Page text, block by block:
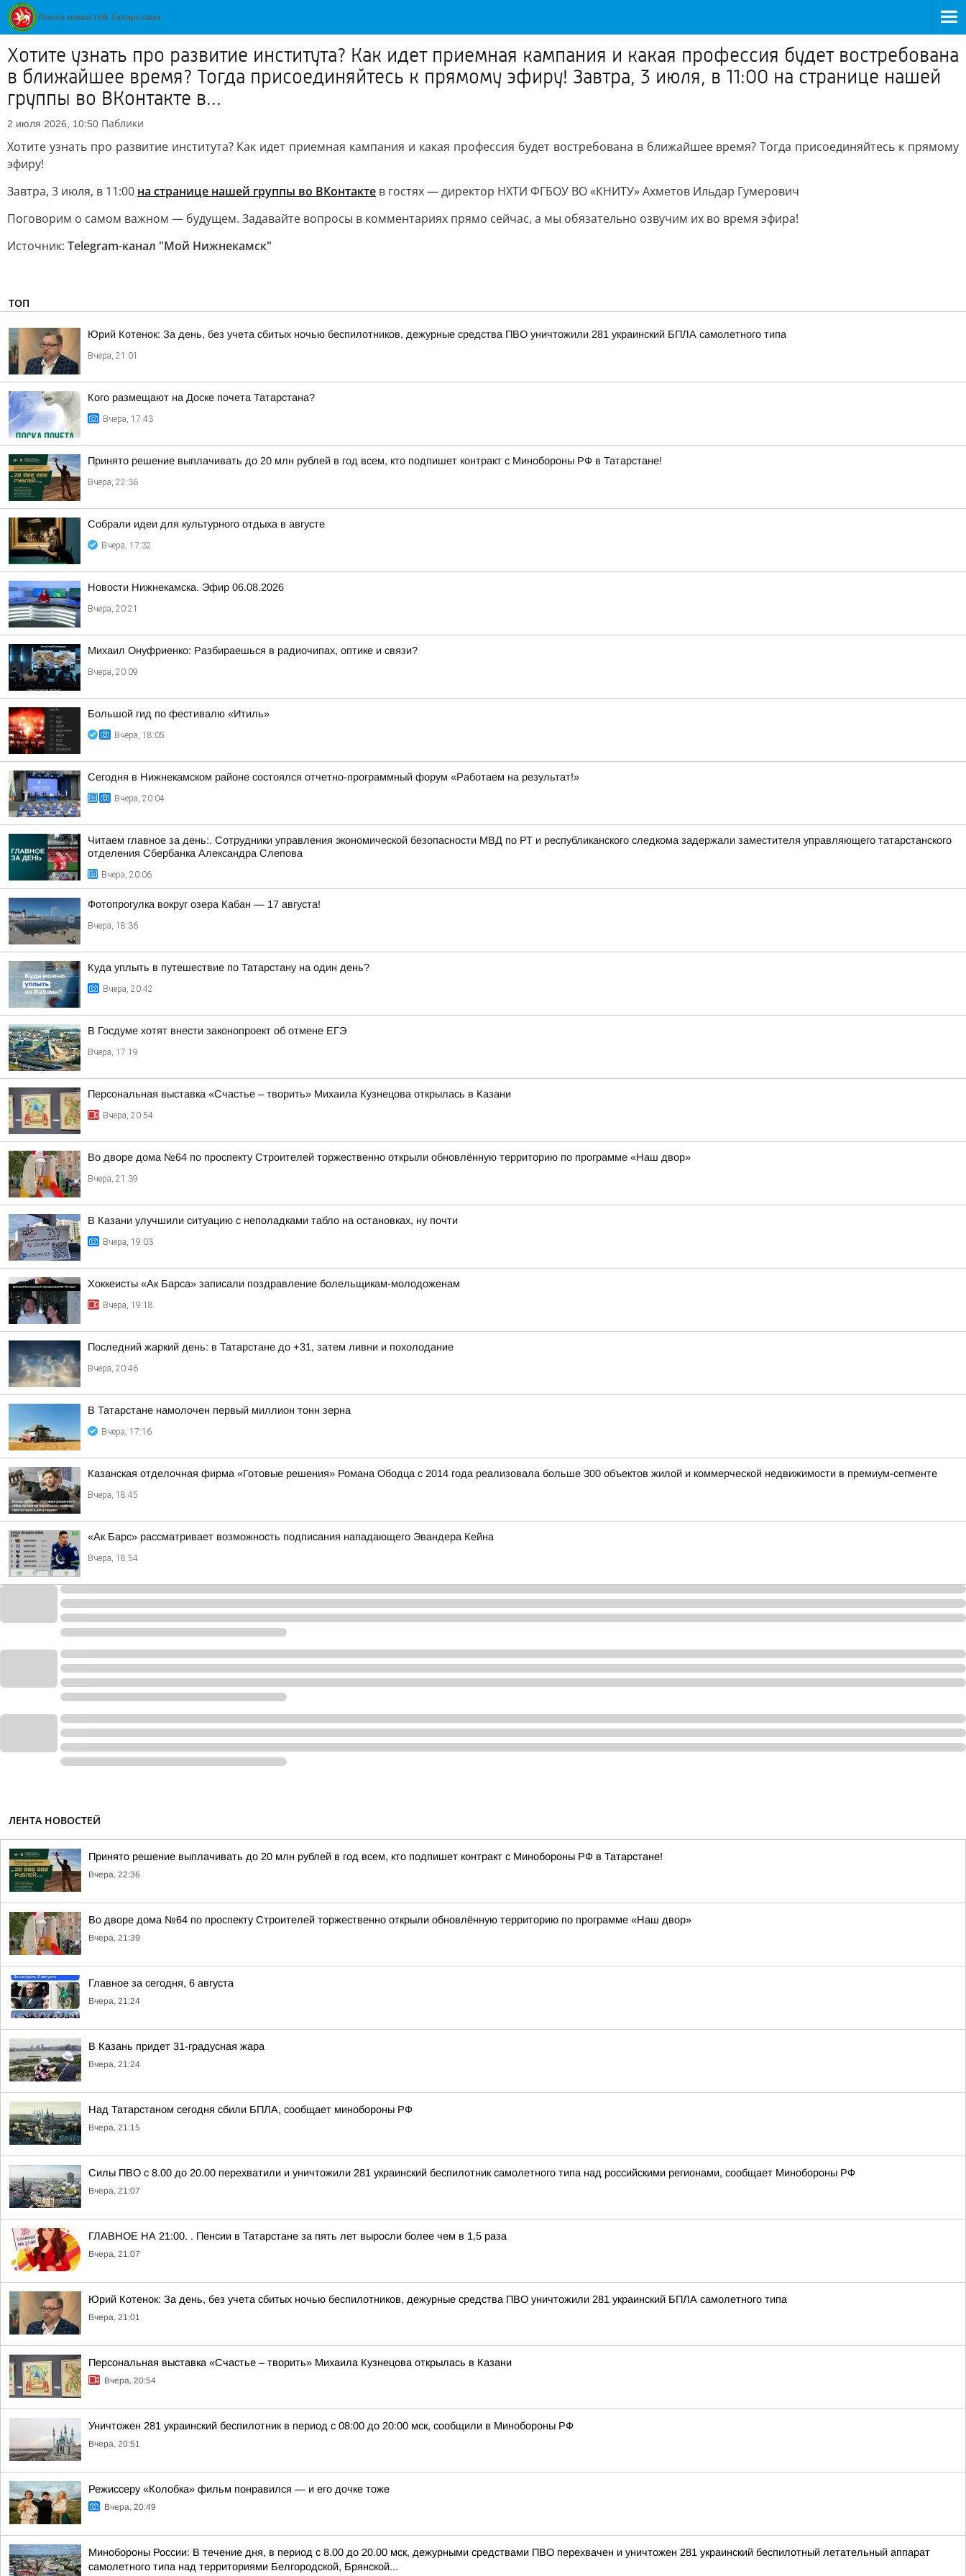
Хотите узнать про развитие института? Как идет приемная кампания и какая профессия будет востребована
в ближайшее время? Тогда присоединяйтесь к прямому эфиру! Завтра, 3 июля, в 11:00 на странице нашей
группы во ВКонтакте в...
2 июля 2026, 10:50 Паблики
Хотите узнать про развитие института? Как идет приемная кампания и какая профессия будет востребована в ближайшее время? Тогда присоединяйтесь к прямому
эфиру!
Завтра, 3 июля, в 11:00 на странице нашей группы во ВКонтакте в гостях — директор НХТИ ФГБОУ ВО «КНИТУ» Ахметов Ильдар Гумерович
Поговорим о самом важном — будущем. Задавайте вопросы в комментариях прямо сейчас, а мы обязательно озвучим их во время эфира!
Источник: Telegram-канал "Мой Нижнекамск"
ТОП
Юрий Котенок: За день, без учета сбитых ночью беспилотников, дежурные средства ПВО уничтожили 281 украинский БПЛА самолетного типа
Вчера, 21:01
Кого размещают на Доске почета Татарстана?
Вчера, 17:43
Принято решение выплачивать до 20 млн рублей в год всем, кто подпишет контракт с Минобороны РФ в Татарстане!
Вчера, 22:36
Собрали идеи для культурного отдыха в августе
Вчера, 17:32
Новости Нижнекамска. Эфир 06.08.2026
Вчера, 20:21
Михаил Онуфриенко: Разбираешься в радиочипах, оптике и связи?
Вчера, 20:09
Большой гид по фестивалю «Итиль»
Вчера, 18:05
Сегодня в Нижнекамском районе состоялся отчетно-программный форум «Работаем на результат!»
Вчера, 20:04
Читаем главное за день:. Сотрудники управления экономической безопасности МВД по РТ и республиканского следкома задержали заместителя управляющего татарстанского
отделения Сбербанка Александра Слепова
Вчера, 20:06
Фотопрогулка вокруг озера Кабан — 17 августа!
Вчера, 18:36
Куда уплыть в путешествие по Татарстану на один день?
Вчера, 20:42
В Госдуме хотят внести законопроект об отмене ЕГЭ
Вчера, 17:19
Персональная выставка «Счастье – творить» Михаила Кузнецова открылась в Казани
Вчера, 20:54
Во дворе дома №64 по проспекту Строителей торжественно открыли обновлённую территорию по программе «Наш двор»
Вчера, 21:39
В Казани улучшили ситуацию с неполадками табло на остановках, ну почти
Вчера, 19:03
Хоккеисты «Ак Барса» записали поздравление болельщикам-молодоженам
Вчера, 19:18
Последний жаркий день: в Татарстане до +31, затем ливни и похолодание
Вчера, 20:46
В Татарстане намолочен первый миллион тонн зерна
Вчера, 17:16
Казанская отделочная фирма «Готовые решения» Романа Ободца с 2014 года реализовала больше 300 объектов жилой и коммерческой недвижимости в премиум-сегменте
Вчера, 18:45
«Ак Барс» рассматривает возможность подписания нападающего Эвандера Кейна
Вчера, 18:54
ЛЕНТА НОВОСТЕЙ
Принято решение выплачивать до 20 млн рублей в год всем, кто подпишет контракт с Минобороны РФ в Татарстане!
Вчера, 22:36
Во дворе дома №64 по проспекту Строителей торжественно открыли обновлённую территорию по программе «Наш двор»
Вчера, 21:39
Главное за сегодня, 6 августа
Вчера, 21:24
В Казань придет 31-градусная жара
Вчера, 21:24
Над Татарстаном сегодня сбили БПЛА, сообщает минобороны РФ
Вчера, 21:15
Силы ПВО с 8.00 до 20.00 перехватили и уничтожили 281 украинский беспилотник самолетного типа над российскими регионами, сообщает Минобороны РФ
Вчера, 21:07
ГЛАВНОЕ НА 21:00. . Пенсии в Татарстане за пять лет выросли более чем в 1,5 раза
Вчера, 21:07
Юрий Котенок: За день, без учета сбитых ночью беспилотников, дежурные средства ПВО уничтожили 281 украинский БПЛА самолетного типа
Вчера, 21:01
Персональная выставка «Счастье – творить» Михаила Кузнецова открылась в Казани
Вчера, 20:54
Уничтожен 281 украинский беспилотник в период с 08:00 до 20:00 мск, сообщили в Минобороны РФ
Вчера, 20:51
Режиссеру «Колобка» фильм понравился — и его дочке тоже
Вчера, 20:49
Минобороны России: В течение дня, в период с 8.00 до 20.00 мск, дежурными средствами ПВО перехвачен и уничтожен 281 украинский беспилотный летательный аппарат
самолетного типа над территориями Белгородской, Брянской...